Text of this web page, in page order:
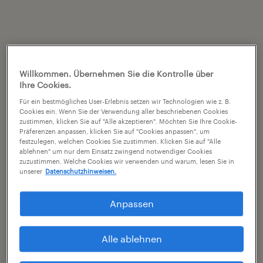
Willkommen. Übernehmen Sie die Kontrolle über
Ihre Cookies.
Für ein bestmögliches User-Erlebnis setzen wir Technologien wie z. B.
Cookies ein. Wenn Sie der Verwendung aller beschriebenen Cookies
zustimmen, klicken Sie auf "Alle akzeptieren". Möchten Sie Ihre Cookie-
Präferenzen anpassen, klicken Sie auf "Cookies anpassen", um
festzulegen, welchen Cookies Sie zustimmen. Klicken Sie auf "Alle
ablehnen" um nur dem Einsatz zwingend notwendiger Cookies
zuzustimmen. Welche Cookies wir verwenden und warum, lesen Sie in
unserer Datenschutzhinweisen.
Anpassen
Alle ablehnen